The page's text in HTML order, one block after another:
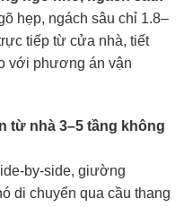
hẹp, ngách sâu chỉ 1.8–
tiếp từ cửa nhà, tiết
với phương án vận
từ nhà 3–5 tầng không
by-side, giường
di chuyển qua cầu thang